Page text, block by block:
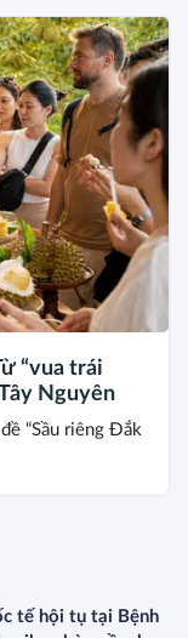
“vua trái
Nguyên
“Sầu riêng Đắk
tế hội tụ tại Bệnh